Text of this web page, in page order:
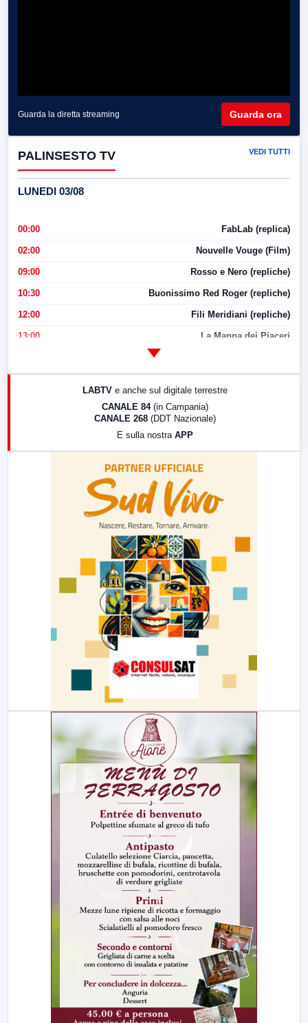
Guarda la diretta streaming Guarda ora
PALINSESTO TV VEDI TUTTI
LUNEDI 03/08
00:00 FabLab (replica)
02:00 Nouvelle Vouge (Film)
09:00 Rosso e Nero (repliche)
10:30 Buonissimo Red Roger (repliche)
12:00 Fili Meridiani (repliche)
13:00 La Mappa dei Piaceri
17:00 LabNews (replica)
LABTV e anche sul digitale terrestre
CANALE 84 (in Campania)
CANALE 268 (DDT Nazionale)
E sulla nostra APP